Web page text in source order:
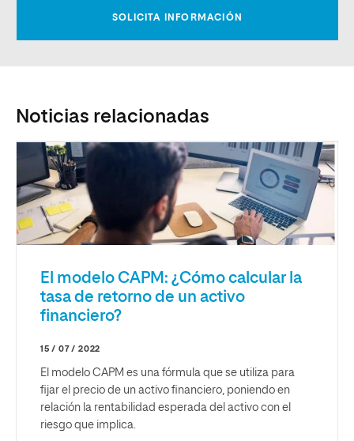
Noticias relacionadas
El modelo CAPM: ¿Cómo calcular la
tasa de retorno de un activo
financiero?
15 / 07 / 2022
El modelo CAPM es una fórmula que se utiliza para
fijar el precio de un activo financiero, poniendo en
relación la rentabilidad esperada del activo con el
riesgo que implica.